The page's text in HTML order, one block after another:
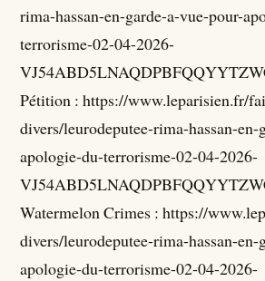
rima-hassan-en-garde-a-vue-pour-
terrorisme-02-04-2026-
Pétition : https://www.leparisien.fr/
divers/leurodeputee-rima-hassan-en-
apologie-du-terrorisme-02-04-2026-
Watermelon Crimes : https://
divers/leurodeputee-rima-hassan-en-
apologie-du-terrorisme-02-04-2026-